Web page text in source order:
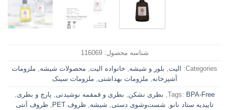
شناسه محصول:116069
Categories: الیت بلور و شیشه خانواده الیت محصولات شیشه
ملزومات
آشپزخانه
ملزومات بهداشتی ملزومات سینک
Tags: BPA-Free بطری نشکن بطری و قمقمه نوشیدنی پارچ و بطری
تاییدیه ستاد نانو
شست‌وشوی دستی شیشه ,ظروف PET ,ظروف آنتی